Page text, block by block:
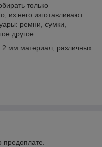
только
из него изготавливают
ремни, сумки,
другое.
мм материал, различных
предоплате.